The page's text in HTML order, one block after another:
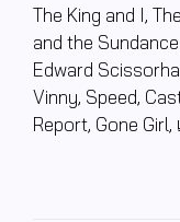
The King and I,
and the
Edward
Vinny, Speed,
Report, Gone Girl,